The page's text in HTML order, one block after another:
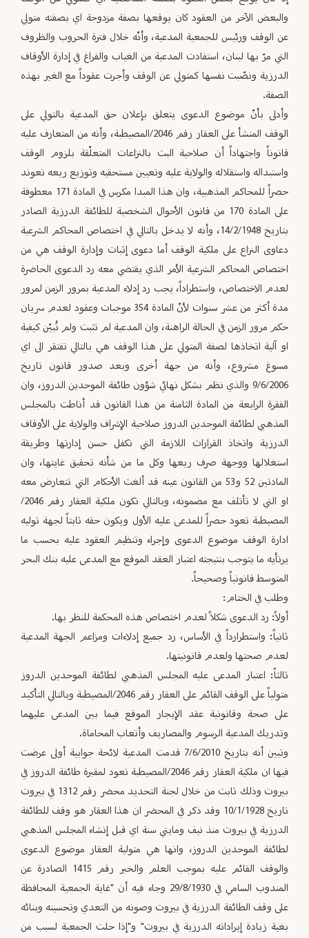
والبعض الآخر من العقود كان يوقعها بصفة مزدوجة اي بصفته متولي
عن الوقف ورئيس للجمعية المدعية، وأنّه خلال فترة الحروب والظروف
التي مرّ بها لبنان، استفادت المدعية من الغياب والفراغ في إدارة الأوقاف
الدرزية ونصّبت نفسها كمتولي عن الوقف وأجرت عقوداً مع الغير بهذه
الصفة.
وأدلى بأنّ موضوع الدعوى يتعلق بإعلان حق المدعية بالتولي على
الوقف المنشأ على العقار رقم 2046/المصيطبة، وأنه من المتعارف عليه
قانوناً واجتهاداً أن صلاحية البت بالنزاعات المتعلّقة بلزوم الوقف
واستبداله واستقلاله والولاية عليه وتعيين مستحقيه وتوزيع ريعه تعوند
حصراً للمحاكم المذهبية، وان هذا المبدا مكرس في المادة 171 معطوفة
على المادة 170 من قانون الأحوال الشخصية للطائفة الدرزية الصادر
بتاريخ 14/2/1948، وأنه لا يدخل بالتالي في اختصاص المحاكم الشرعية
دعاوى النزاع على ملكية الوقف أما دعوى إثبات وإدارة الوقف هي من
اختصاص المحاكم الشرعية الأمر الذي يقتضي معه رد الدعوى الحاضرة
لعدم الاختصاص، واستطراداً، يجب رد إدلاء المدعية بمرور الزمن لمرور
مدة أكثر من عشر سنوات لأنّ المادة 354 موجبات وعقود لعدم سريان
حكم مرور الزمن في الحالة الراهنة، وان المدعية لم تثبت ولم تُبيّن كيفية
او آلية اتخاذها لصفة المتولي على هذا الوقف هي بالتالي تفتقر الى اي
مسوغ مشروع، وأنه من جهة أخرى وبعد صدور قانون تاريخ
9/6/2006 والذي نظم بشكل نهائي شؤون طائفة الموحدين الدروز، وان
الفقرة الرابعة من المادة الثامنة من هذا القانون قد أناطت بالمجلس
المذهبي لطائفة الموحدين الدروز صلاحية الإشراف والولاية على الأوقاف
الدرزية واتخاذ القرارات اللازمة التي تكفل حسن إدارتها وطريقة
استغلالها ووجهة صرف ريعها وكل ما من شأنه تحقيق غايتها، وان
المادتين 52 و53 من القانون عينه قد ألغت الأحكام التي تتعارض معه
او التي لا تأتلف مع مضمونه، وبالتالي تكون ملكية العقار رقم 2046/
المصيطبة تعود حصراً للمدعى عليه الأول ويكون حقه ثابتاً لجهة توليه
ادارة الوقف موضوع الدعوى وإجراء وتنظيم العقود عليه بحسب ما
يرتأيه ما يتوجب بنتيجته اعتبار العقد الموقع مع المدعى عليه بنك البحر
المتوسط قانونياً وصحيحاً.
وطلب في الختام:
أولاً: رد الدعوى شكلاً لعدم اختصاص هذه المحكمة للنظر بها.
ثانياً: واستطرارداً في الأساس، رد جميع إدلاءات ومزاعم الجهة المدعية
لعدم صحتها ولعدم قانونيتها.
ثالثاً: اعتبار المدعى عليه المجلس المذهبي لطائفة الموحدين الدروز
متولياً على الوقف القائم على العقار رقم 2046/المصيطبة وبالتالي التأكيد
على صحة وقانونية عقد الإيجار الموقع فيما بين المدعى عليهما
وتدريك المدعية الرسوم والمصاريف وأتعاب المحاماة.
وتبين أنه بتاريخ 7/6/2010 قدمت المدعية لائحة جوابية أولى عرضت
فيها ان ملكية العقار رقم 2046/المصيطبة تعود لمقبرة طائفة الدروز في
بيروت وذلك ثابت من خلال لجنة التحديد محضر رقم 1312 في بيروت
تاريخ 10/1/1928 وقد ذكر في المحضر ان هذا العقار هو وقف للطائفة
الدرزية في بيروت منذ نيف ومايتي سنة اي قبل إنشاء المجلس المذهبي
لطائفة الموحدين الدروز، وانها هي متولية العقار موضوع الدعوى
والوقف القائم عليه بموجب العلم والخبر رقم 1415 الصادرة عن
المندوب السامي في 29/8/1930 وجاء فيه أن "غاية الجمعية المحافظة
على وقف الطائفة الدرزية في بيروت وصونه من التعدي وتحسينه وبنائه
بغية زيادة إيراداته الدرزية في بيروت" و"إذا حلت الجمعية لسبب من